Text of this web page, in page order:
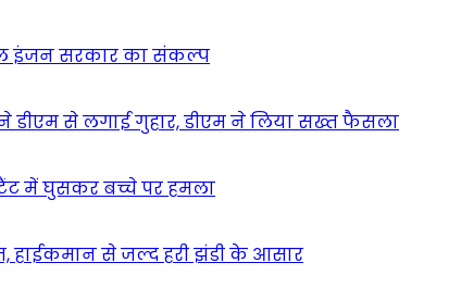
इंजन सरकार का संकल्प
से लगाई गुहार, डीएम ने लिया सख्त फैसला
में घुसकर बच्चे पर हमला
हाईकमान से जल्द हरी झंडी के आसार